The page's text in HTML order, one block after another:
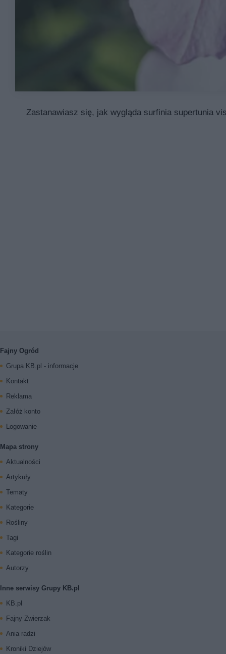
Zastanawiasz się, jak wygląda surfinia supertunia
Fajny Ogród
Grupa KB.pl - informacje
Kontakt
Reklama
Załóż konto
Logowanie
Mapa strony
Aktualności
Artykuły
Tematy
Kategorie
Rośliny
Tagi
Kategorie roślin
Autorzy
Inne serwisy Grupy KB.pl
KB.pl
Fajny Zwierzak
Ania radzi
Kroniki Dziejów